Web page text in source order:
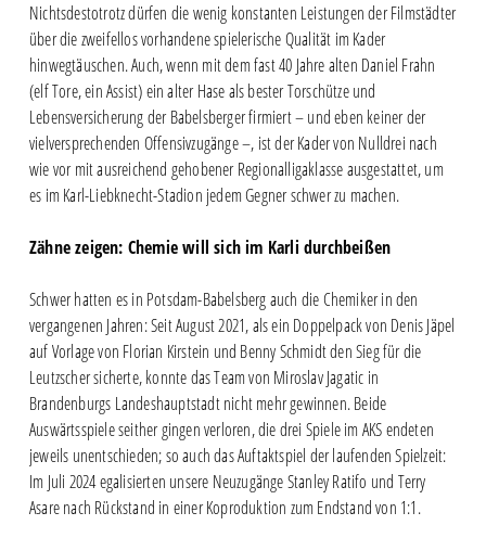
Nichtsdestotrotz dürfen die wenig konstanten Leistungen der Filmstädter
über die zweifellos vorhandene spielerische Qualität im Kader
hinwegtäuschen. Auch, wenn mit dem fast 40 Jahre alten Daniel Frahn
(elf Tore, ein Assist) ein alter Hase als bester Torschütze und
Lebensversicherung der Babelsberger firmiert – und eben keiner der
vielversprechenden Offensivzugänge –, ist der Kader von Nulldrei nach
wie vor mit ausreichend gehobener Regionalligaklasse ausgestattet, um
es im Karl-Liebknecht-Stadion jedem Gegner schwer zu machen.
Zähne zeigen: Chemie will sich im Karli durchbeißen
Schwer hatten es in Potsdam-Babelsberg auch die Chemiker in den
vergangenen Jahren: Seit August 2021, als ein Doppelpack von Denis Jäpel
auf Vorlage von Florian Kirstein und Benny Schmidt den Sieg für die
Leutzscher sicherte, konnte das Team von Miroslav Jagatic in
Brandenburgs Landeshauptstadt nicht mehr gewinnen. Beide
Auswärtsspiele seither gingen verloren, die drei Spiele im AKS endeten
jeweils unentschieden; so auch das Auftaktspiel der laufenden Spielzeit:
Im Juli 2024 egalisierten unsere Neuzugänge Stanley Ratifo und Terry
Asare nach Rückstand in einer Koproduktion zum Endstand von 1:1.